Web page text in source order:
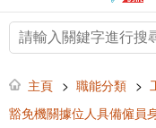
主頁 > 職能分類 >
豁免機關據位人具備僱員